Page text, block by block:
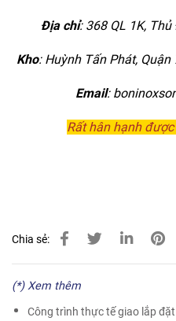
Địa chỉ: 368 QL 1K,
Kho: Huỳnh Tấn Phát, Quận
Email:
Rất hân hạnh
Chia sẻ:
(*) Xem thêm
Công trình thực tế giao lắp